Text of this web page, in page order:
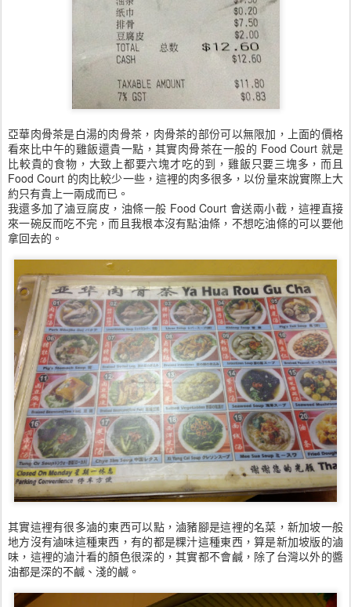
亞華肉骨茶是白湯的肉骨茶，肉骨茶的部份可以無限加，上面的價格
看來比中午的雞飯還貴一點，其實肉骨茶在一般的 Food Court 就是
比較貴的食物，大致上都要六塊才吃的到，雞飯只要三塊多，而且
Food Court 的肉比較少一些，這裡的肉多很多，以份量來說實際上大
約只有貴上一兩成而已。
我還多加了滷豆腐皮，油條一般 Food Court 會送兩小截，這裡直接
來一碗反而吃不完，而且我根本沒有點油條，不想吃油條的可以要他
拿回去的。
其實這裡有很多滷的東西可以點，滷豬腳是這裡的名菜，新加坡一般
地方沒有滷味這種東西，有的都是粿汁這種東西，算是新加坡版的滷
味，這裡的滷汁看的顏色很深的，其實都不會鹹，除了台灣以外的醬
油都是深的不鹹、淺的鹹。